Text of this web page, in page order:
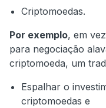
Criptomoedas.
Por exemplo, em
para negociação
criptomoeda, um
Espalhar o
criptomoedas e